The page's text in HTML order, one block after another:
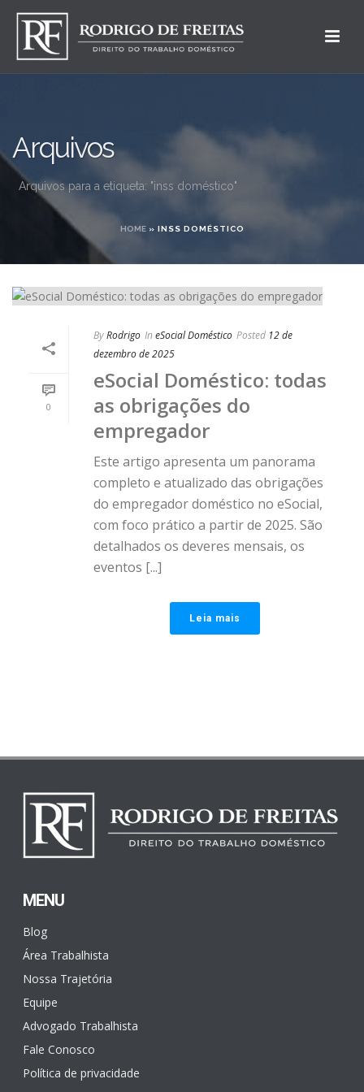
Arquivos
Arquivos para a etiqueta: "inss doméstico"
HOME» INSS DOMÉSTICO
0
ByRodrigo In eSocial Doméstico Posted 12 de
dezembro de 2025
eSocial Doméstico: todas
as obrigações do
empregador
Este artigo apresenta um panorama
completo e atualizado das obrigações
do empregador doméstico no eSocial,
com foco prático a partir de 2025. São
detalhados os deveres mensais, os
eventos [...]
Leia mais
MENU
Blog
Área Trabalhista
Nossa Trajetória
Equipe
Advogado Trabalhista
Fale Conosco
Política de privacidade